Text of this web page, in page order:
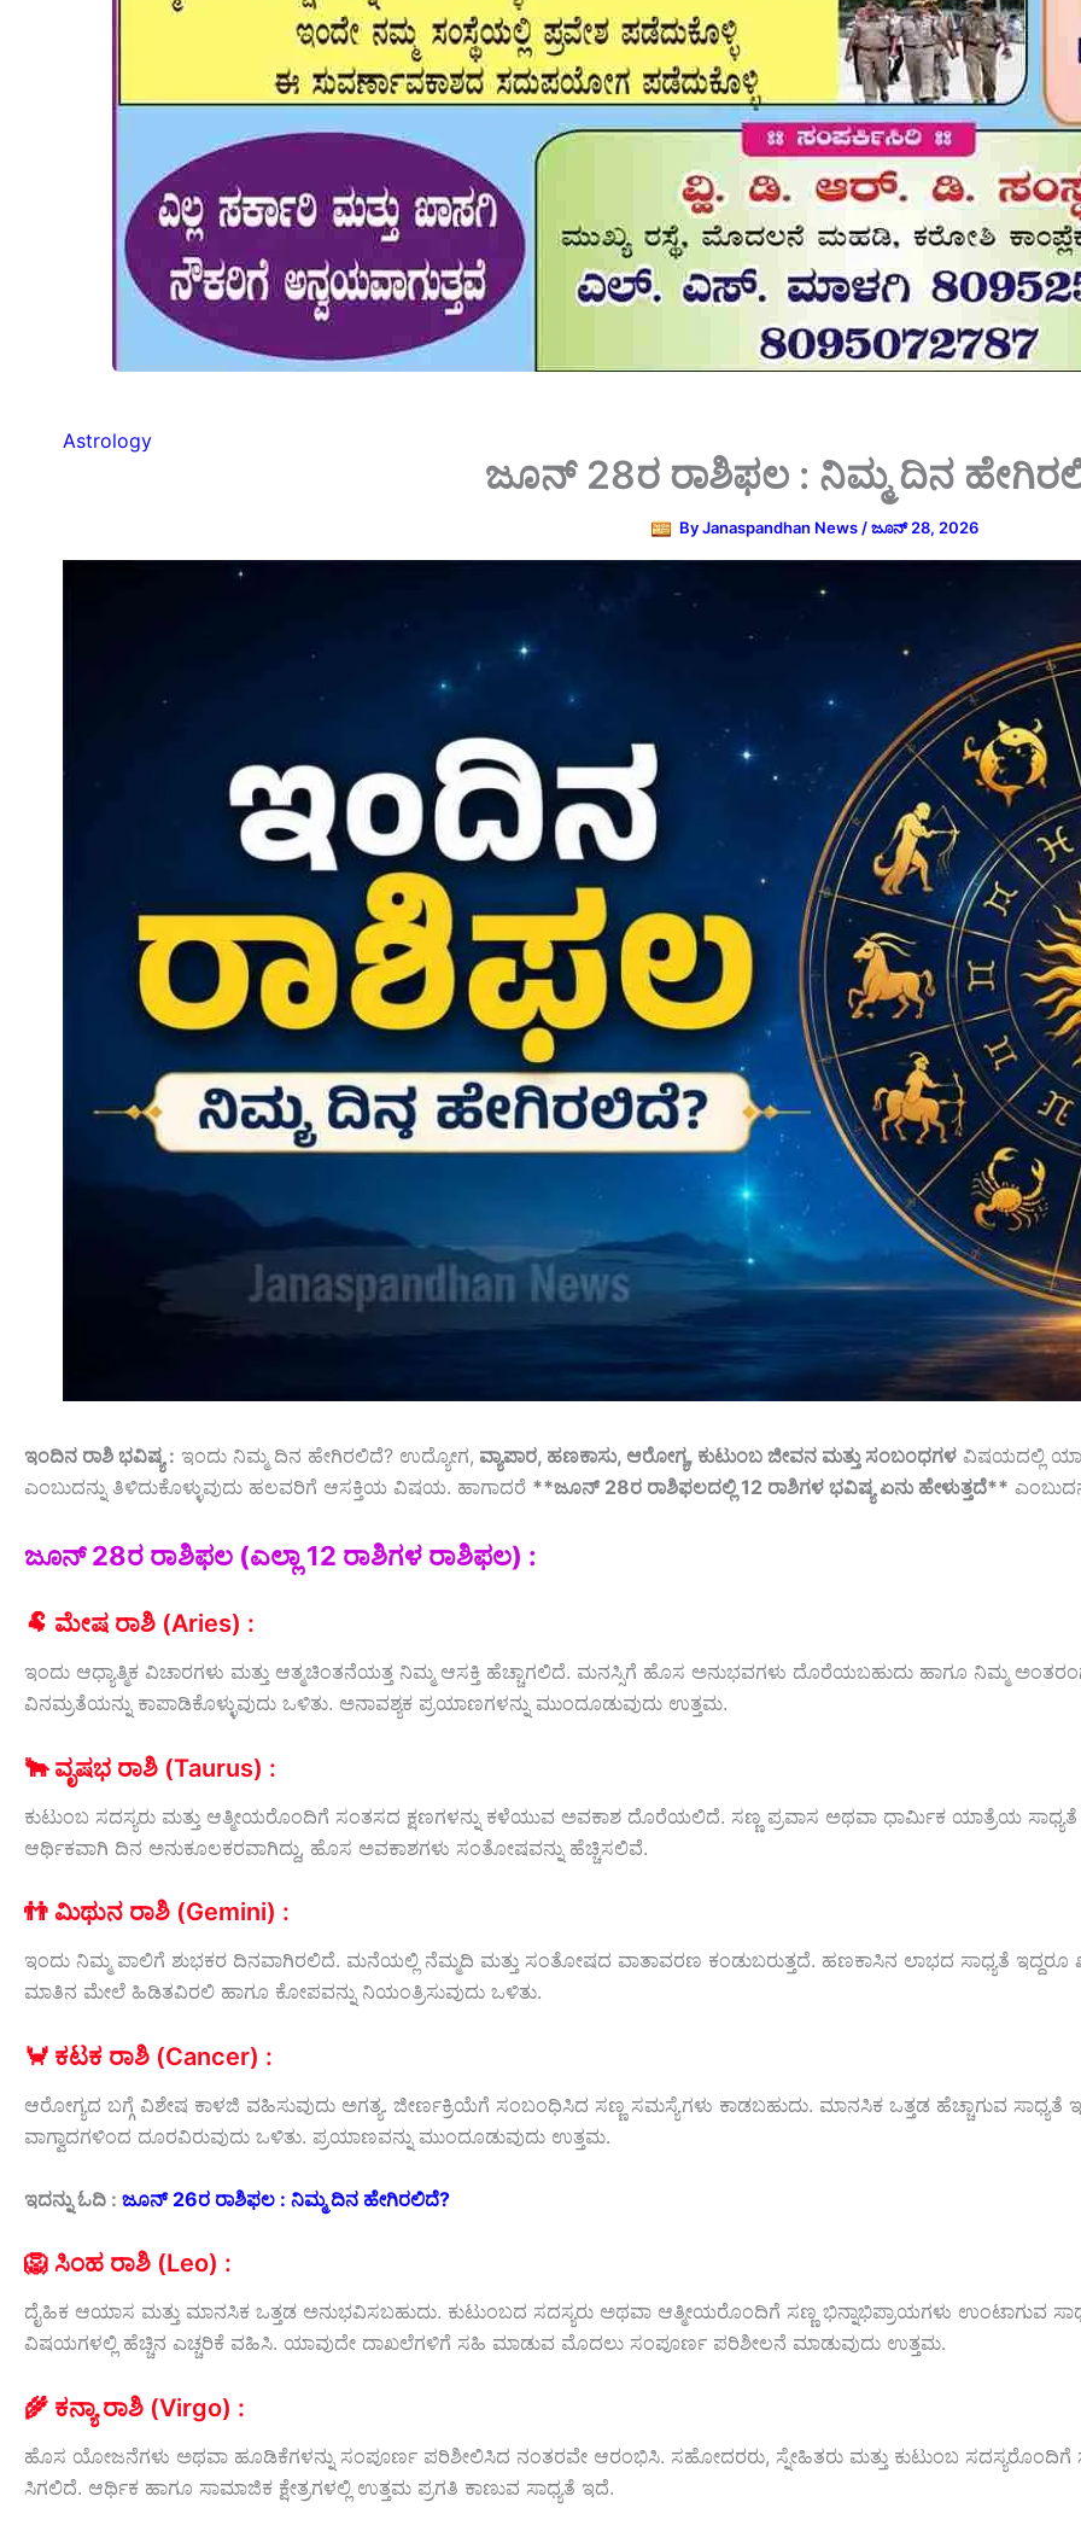
Astrology
ಜೂನ್‌ 28ರ ರಾಶಿಫಲ : ನಿಮ್ಮ ದಿನ
ByJanaspandhan News/ಜೂನ್ 28, 2026
ಇಂದಿನ ರಾಶಿ ಭವಿಷ್ಯ : ಇಂದು ನಿಮ್ಮ ದಿನ ಹೇಗಿರಲಿದೆ? ಉದ್ಯೋಗ, ವ್ಯಾಪಾರ, ಹಣಕಾಸು, ಆರೋಗ್ಯ, ಕುಟುಂಬ ಜೀವನ ಮತ್ತು ಸಂಬಂಧಗಳ ವಿಷಯದಲ್ಲಿ
ಎಂಬುದನ್ನು ತಿಳಿದುಕೊಳ್ಳುವುದು ಹಲವರಿಗೆ ಆಸಕ್ತಿಯ ವಿಷಯ. ಹಾಗಾದರೆ **ಜೂನ್‌ 28ರ ರಾಶಿಫಲದಲ್ಲಿ 12 ರಾಶಿಗಳ ಭವಿಷ್ಯ ಏನು ಹೇಳುತ್ತದೆ**
ಜೂನ್‌ 28ರ ರಾಶಿಫಲ (ಎಲ್ಲಾ 12 ರಾಶಿಗಳ ರಾಶಿಫಲ) :
🐏 ಮೇಷ ರಾಶಿ (Aries) :
ಇಂದು ಆಧ್ಯಾತ್ಮಿಕ ವಿಚಾರಗಳು ಮತ್ತು ಆತ್ಮಚಿಂತನೆಯತ್ತ ನಿಮ್ಮ ಆಸಕ್ತಿ ಹೆಚ್ಚಾಗಲಿದೆ. ಮನಸ್ಸಿಗೆ ಹೊಸ ಅನುಭವಗಳು ದೊರೆಯಬಹುದು ಹಾಗೂ ನಿಮ್ಮ
ವಿನಮ್ರತೆಯನ್ನು ಕಾಪಾಡಿಕೊಳ್ಳುವುದು ಒಳಿತು. ಅನಾವಶ್ಯಕ ಪ್ರಯಾಣಗಳನ್ನು ಮುಂದೂಡುವುದು ಉತ್ತಮ.
🐂 ವೃಷಭ ರಾಶಿ (Taurus) :
ಕುಟುಂಬ ಸದಸ್ಯರು ಮತ್ತು ಆತ್ಮೀಯರೊಂದಿಗೆ ಸಂತಸದ ಕ್ಷಣಗಳನ್ನು ಕಳೆಯುವ ಅವಕಾಶ ದೊರೆಯಲಿದೆ. ಸಣ್ಣ ಪ್ರವಾಸ ಅಥವಾ ಧಾರ್ಮಿಕ ಯಾತ್ರೆಯ
ಆರ್ಥಿಕವಾಗಿ ದಿನ ಅನುಕೂಲಕರವಾಗಿದ್ದು, ಹೊಸ ಅವಕಾಶಗಳು ಸಂತೋಷವನ್ನು ಹೆಚ್ಚಿಸಲಿವೆ.
👬 ಮಿಥುನ ರಾಶಿ (Gemini) :
ಇಂದು ನಿಮ್ಮ ಪಾಲಿಗೆ ಶುಭಕರ ದಿನವಾಗಿರಲಿದೆ. ಮನೆಯಲ್ಲಿ ನೆಮ್ಮದಿ ಮತ್ತು ಸಂತೋಷದ ವಾತಾವರಣ ಕಂಡುಬರುತ್ತದೆ. ಹಣಕಾಸಿನ ಲಾಭದ ಸಾಧ್ಯತೆ ಇದ್ದರೂ
ಮಾತಿನ ಮೇಲೆ ಹಿಡಿತವಿರಲಿ ಹಾಗೂ ಕೋಪವನ್ನು ನಿಯಂತ್ರಿಸುವುದು ಒಳಿತು.
🦀 ಕಟಕ ರಾಶಿ (Cancer) :
ಆರೋಗ್ಯದ ಬಗ್ಗೆ ವಿಶೇಷ ಕಾಳಜಿ ವಹಿಸುವುದು ಅಗತ್ಯ. ಜೀರ್ಣಕ್ರಿಯೆಗೆ ಸಂಬಂಧಿಸಿದ ಸಣ್ಣ ಸಮಸ್ಯೆಗಳು ಕಾಡಬಹುದು. ಮಾನಸಿಕ ಒತ್ತಡ ಹೆಚ್ಚಾಗುವ ಸಾಧ್ಯತೆ
ವಾಗ್ವಾದಗಳಿಂದ ದೂರವಿರುವುದು ಒಳಿತು. ಪ್ರಯಾಣವನ್ನು ಮುಂದೂಡುವುದು ಉತ್ತಮ.
ಇದನ್ನು ಓದಿ : ಜೂನ್‌ 26ರ ರಾಶಿಫಲ : ನಿಮ್ಮ ದಿನ ಹೇಗಿರಲಿದೆ?
🦁 ಸಿಂಹ ರಾಶಿ (Leo) :
ದೈಹಿಕ ಆಯಾಸ ಮತ್ತು ಮಾನಸಿಕ ಒತ್ತಡ ಅನುಭವಿಸಬಹುದು. ಕುಟುಂಬದ ಸದಸ್ಯರು ಅಥವಾ ಆತ್ಮೀಯರೊಂದಿಗೆ ಸಣ್ಣ ಭಿನ್ನಾಭಿಪ್ರಾಯಗಳು ಉಂಟಾಗುವ
ವಿಷಯಗಳಲ್ಲಿ ಹೆಚ್ಚಿನ ಎಚ್ಚರಿಕೆ ವಹಿಸಿ. ಯಾವುದೇ ದಾಖಲೆಗಳಿಗೆ ಸಹಿ ಮಾಡುವ ಮೊದಲು ಸಂಪೂರ್ಣ ಪರಿಶೀಲನೆ ಮಾಡುವುದು ಉತ್ತಮ.
🌾 ಕನ್ಯಾ ರಾಶಿ (Virgo) :
ಹೊಸ ಯೋಜನೆಗಳು ಅಥವಾ ಹೂಡಿಕೆಗಳನ್ನು ಸಂಪೂರ್ಣ ಪರಿಶೀಲಿಸಿದ ನಂತರವೇ ಆರಂಭಿಸಿ. ಸಹೋದರರು, ಸ್ನೇಹಿತರು ಮತ್ತು ಕುಟುಂಬ
ಸಿಗಲಿದೆ. ಆರ್ಥಿಕ ಹಾಗೂ ಸಾಮಾಜಿಕ ಕ್ಷೇತ್ರಗಳಲ್ಲಿ ಉತ್ತಮ ಪ್ರಗತಿ ಕಾಣುವ ಸಾಧ್ಯತೆ ಇದೆ.